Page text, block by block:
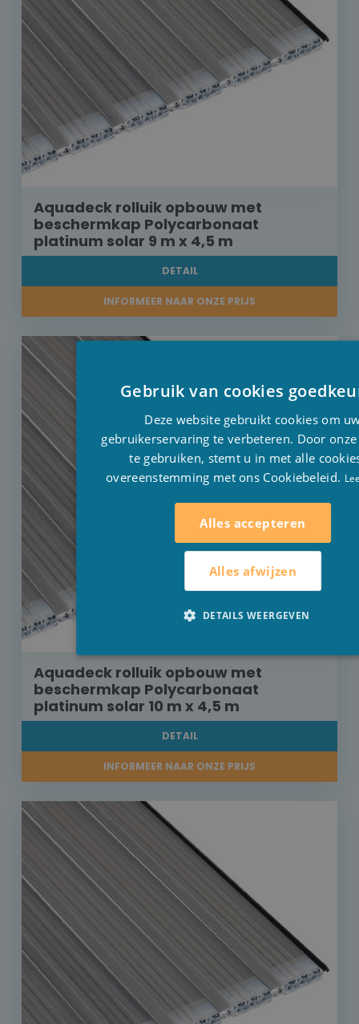
Aquadeck rolluik opbouw met
beschermkap Polycarbonaat
platinum solar 9 m x 4,5 m
DETAIL
INFORMEER NAAR ONZE PRIJS
Aquadeck rolluik opbouw met
beschermkap Polycarbonaat
platinum solar 10 m x 4,5 m
DETAIL
INFORMEER NAAR ONZE PRIJS
Gebruik van cookies
Deze website gebruikt cookies om
gebruikerservaring te verbeteren. Door
te gebruiken, stemt u in met alle
overeenstemming met ons Cookiebeleid.
Alles accepteren
Alles afwijzen
DETAILS WEERGEVEN